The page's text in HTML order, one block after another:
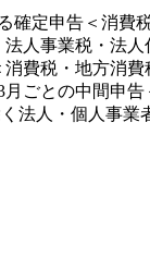
確定申告＜消費
人事業税・法人
費税・地方消費
ごとの中間申
法人・個人事業